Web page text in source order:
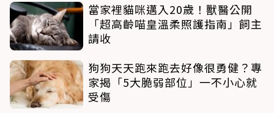
當家裡貓咪邁入20歲！獸醫公開
「超高齡喵皇溫柔照護指南」飼主
請收
狗狗天天跑來跑去好像很勇健？專
家揭「5大脆弱部位」一不小心就
受傷